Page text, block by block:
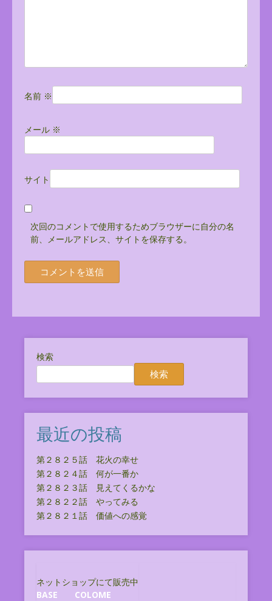
名前 ※
メール ※
サイト
次回のコメントで使用するためブラウザーに自分の名
前、メールアドレス、サイトを保存する。
検索
検索
最近の投稿
第２８２５話 花火の幸せ
第２８２４話 何が一番か
第２８２３話 見えてくるかな
第２８２２話 やってみる
第２８２１話 価値への感覚
ネットショップにて販売中
BASE
COLOME